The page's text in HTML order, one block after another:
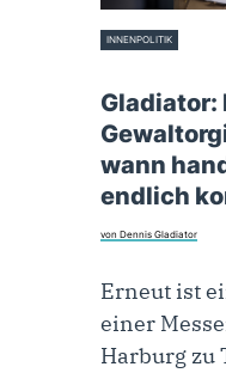
INNENPOLITIK
Gladiator:
wann
endlich
von Dennis Gladiator
Erneut ist
einer
Harburg zu